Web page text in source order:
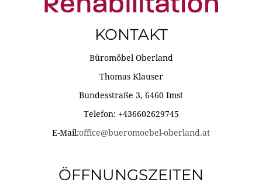
KONTAKT
Büromöbel Oberland
Thomas Klauser
Bundesstraße 3, 6460 Imst
Telefon: +436602629745
E-Mail:office@bueromoebel-oberland.at
ÖFFNUNGSZEITEN